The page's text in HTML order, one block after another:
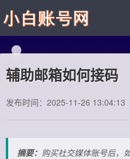
辅助邮箱如何接码
发布时间：2025-11-26 13:04:13
摘要： 购买社交媒体账号后，